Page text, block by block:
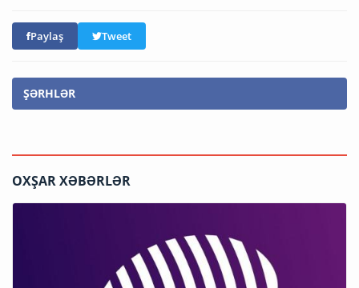
Paylaş Tweet
ŞƏRHLƏR
OXŞAR XƏBƏRLƏR